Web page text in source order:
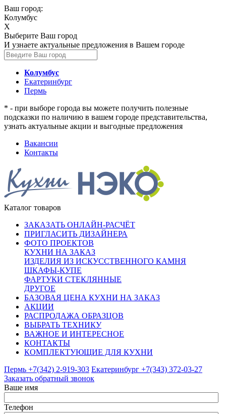
Ваш город:
Колумбус
X
Выберите Ваш город
И узнаете актуальные предложения в Вашем городе
Колумбус
Екатеринбург
Пермь
* - при выборе города вы можете получить полезные
подсказки по наличию в вашем городе представительства,
узнать актуальные акции и выгодные предложения
Вакансии
Контакты
Каталог товаров
ЗАКАЗАТЬ ОНЛАЙН-РАСЧЁТ
ПРИГЛАСИТЬ ДИЗАЙНЕРА
ФОТО ПРОЕКТОВ
КУХНИ НА ЗАКАЗ
ИЗДЕЛИЯ ИЗ ИСКУССТВЕННОГО КАМНЯ
ШКАФЫ-КУПЕ
ФАРТУКИ СТЕКЛЯННЫЕ
ДРУГОЕ
БАЗОВАЯ ЦЕНА КУХНИ НА ЗАКАЗ
АКЦИИ
РАСПРОДАЖА ОБРАЗЦОВ
ВЫБРАТЬ ТЕХНИКУ
ВАЖНОЕ И ИНТЕРЕСНОЕ
КОНТАКТЫ
КОМПЛЕКТУЮЩИЕ ДЛЯ КУХНИ
Пермь +7(342) 2-919-303 Екатеринбург +7(343) 372-03-27
Заказать обратный звонок
Ваше имя
Телефон